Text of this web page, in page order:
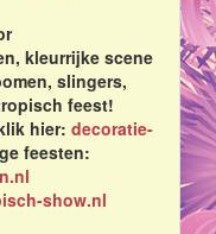
kleurrijke scene
slingers,
feest!
hier: decoratie-
feesten:
show.nl